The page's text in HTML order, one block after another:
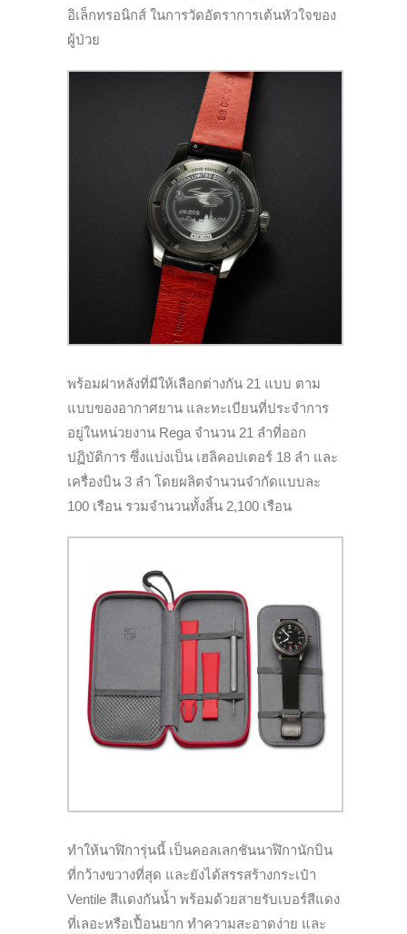
อิเล็กทรอนิกส์ ในการวัดอัตราการเต้นหัวใจของ
ผู้ป่วย
พร้อมฝาหลังที่มีให้เลือกต่างกัน 21 แบบ ตาม
แบบของอากาศยาน และทะเบียนที่ประจำการ
อยู่ในหน่วยงาน Rega จำนวน 21 ลำที่ออก
ปฏิบัติการ ซึ่งแบ่งเป็น เฮลิคอปเตอร์ 18 ลำ และ
เครื่องบิน 3 ลำ โดยผลิตจำนวนจำกัดแบบละ
100 เรือน รวมจำนวนทั้งสิ้น 2,100 เรือน
ทำให้นาฬิการุ่นนี้ เป็นคอลเลกชันนาฬิกานักบิน
ที่กว้างขวางที่สุด และยังได้สรรสร้างกระเป๋า
Ventile สีแดงกันน้ำ พร้อมด้วยสายรับเบอร์สีแดง
ที่เลอะหรือเปื้อนยาก ทำความสะอาดง่าย และ